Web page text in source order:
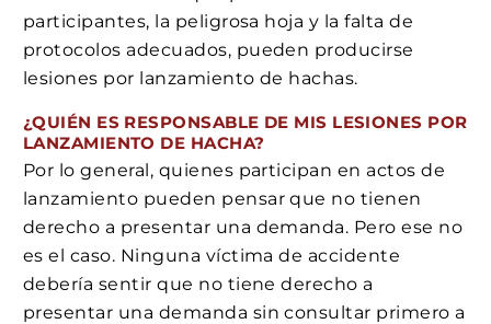
participantes, la peligrosa hoja y la falta de
protocolos adecuados, pueden producirse
lesiones por lanzamiento de hachas.
¿QUIÉN ES RESPONSABLE DE MIS LESIONES POR
LANZAMIENTO DE HACHA?
Por lo general, quienes participan en actos de
lanzamiento pueden pensar que no tienen
derecho a presentar una demanda. Pero ese no
es el caso. Ninguna víctima de accidente
debería sentir que no tiene derecho a
presentar una demanda sin consultar primero a